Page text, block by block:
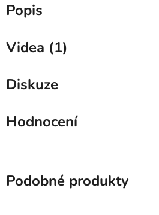
Popis
Videa (1)
Diskuze
Hodnocení
Podobné produkty